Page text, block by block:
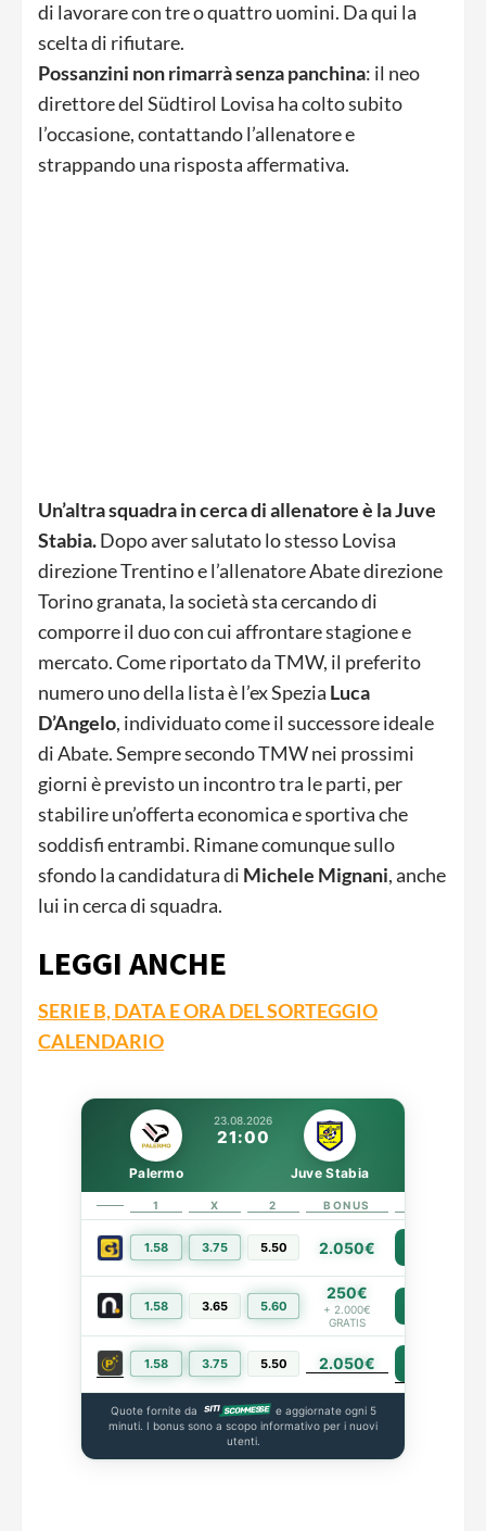
di lavorare con tre o quattro uomini. Da qui la
scelta di rifiutare.
Possanzini non rimarrà senzapanchina: il neo
direttore del Südtirol Lovisa ha colto subito
l’occasione, contattando l’allenatore e
strappando una risposta affermativa.
Un’altra squadra in cerca di allenatore è la Juve
Stabia.Dopo aver salutato lo stesso Lovisa
direzione Trentino e l’allenatore Abate direzione
Torino granata, la società sta cercando di
comporre il duo con cui affrontare stagione e
mercato. Come riportato da TMW, il preferito
numero uno della lista è l’ex Spezia Luca
D’Angelo, individuato come il successore ideale
di Abate. Sempre secondo TMW nei prossimi
giorni è previsto un incontro tra le parti, per
stabilire un’offerta economica e sportiva che
soddisfi entrambi. Rimane comunque sullo
sfondo la candidatura di Michele Mignani, anche
lui in cerca di squadra.
LEGGI ANCHE
SERIE B, DATA E ORA DEL SORTEGGIO
CALENDARIO
23.08.2026
21:00
Palermo Juve Stabia
1 X 2 BONUS
1.58 3.75 5.50 2.050€
1.58 3.65 5.60
250€
+ 2.000€
GRATIS
1.58 3.75 5.50 2.050€
Quote fornite da
e aggiornate ogni 5
minuti. I bonus sono a scopo informativo per i nuovi
utenti.